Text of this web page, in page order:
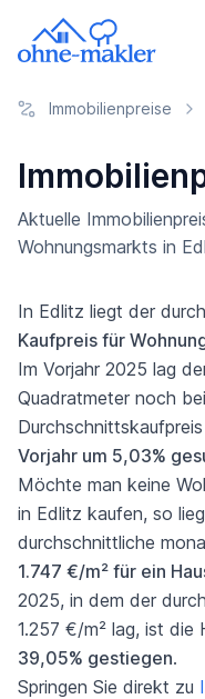
Immobilienpreise
Aktuelle
Wohnungsmarkts in
In Edlitz liegt der
Kaufpreis für
Im Vorjahr 2025 lag
Quadratmeter noch
Vorjahr um 5,03%
Möchte man keine
in Edlitz kaufen, so
durchschnittliche
1.747 €/m² für ein
2025, in dem der
1.257 €/m² lag, ist die
39,05% gestiegen.
Springen Sie direkt zu